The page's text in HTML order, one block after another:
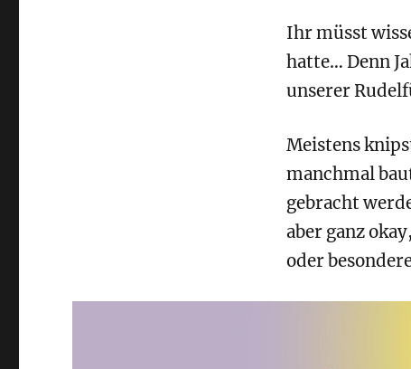
Ihr müsst
hatte… Denn
unserer
Meistens
manchmal
gebracht
aber ganz
oder